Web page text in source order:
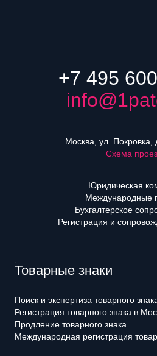
+7 495
Москва, ул. Покровка,
Схема
Юридическая
Международные
Бухгалтерское
Регистрация и
Товарные знаки
Поиск и экспертиза товарного
Регистрация товарного знака в
Продление товарного знака
Международная регистрация